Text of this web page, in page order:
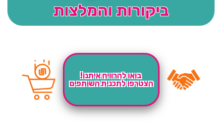
ביקורות והמלצות
בואו להרוויח איתנו!
הצטרפו לתכנית השותפים